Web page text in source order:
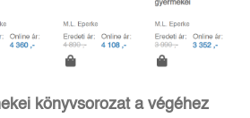
könyvsorozat a végéhez